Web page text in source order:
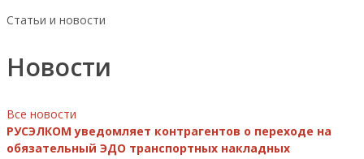
Статьи и новости
Новости
Все новости
РУСЭЛКОМ уведомляет контрагентов о переходе на
обязательный ЭДО транспортных накладных